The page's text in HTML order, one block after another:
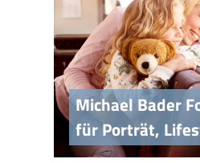
Michael Bader
für Porträt,